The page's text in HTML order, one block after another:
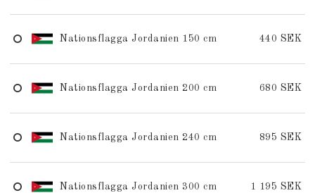
Nationsflagga Jordanien 150 cm 440 SEK
Nationsflagga Jordanien 200 cm 680 SEK
Nationsflagga Jordanien 240 cm 895 SEK
Nationsflagga Jordanien 300 cm 1 195 SEK